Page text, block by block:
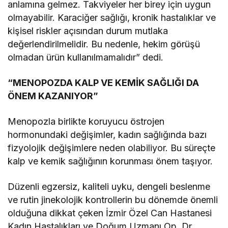
anlamına gelmez. Takviyeler her birey için uygun
olmayabilir. Karaciğer sağlığı, kronik hastalıklar ve
kişisel riskler açısından durum mutlaka
değerlendirilmelidir. Bu nedenle, hekim görüşü
olmadan ürün kullanılmamalıdır” dedi.
“MENOPOZDA KALP VE KEMİK SAĞLIĞI DA
ÖNEM KAZANIYOR”
Menopozla birlikte koruyucu östrojen
hormonundaki değişimler, kadın sağlığında bazı
fizyolojik değişimlere neden olabiliyor. Bu süreçte
kalp ve kemik sağlığının korunması önem taşıyor.
Düzenli egzersiz, kaliteli uyku, dengeli beslenme
ve rutin jinekolojik kontrollerin bu dönemde önemli
olduğuna dikkat çeken İzmir Özel Can Hastanesi